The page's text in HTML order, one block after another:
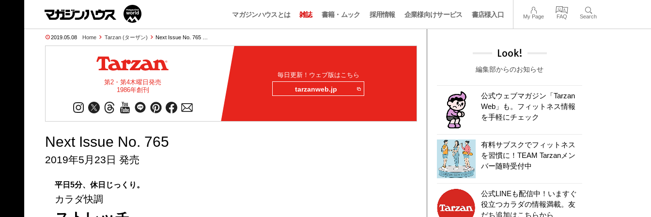
マガジンハウスとは 雑誌 書籍・ムック 採用情報 企業様向けサービス 書店様入口 My Page FAQ Search
2019.05.08 Home Tarzan (ターザン) Next Issue No. 765 …
第2・第4木曜日発売
1986年創刊
毎日更新！ウェブ版はこちら
tarzanweb.jp
Next Issue No. 765
2019年5月23日 発売
平日5分、休日じっくり。
カラダ快調
Look!
編集部からのお知らせ
公式ウェブマガジン「Tarzan
Web」も。フィットネス情報
を手軽にチェック
有料サブスクでフィットネス
を習慣に！TEAM Tarzanメン
バー随時受付中
公式LINEも配信中！いますぐ
役立つカラダの情報満載。友
だち追加はこちらから